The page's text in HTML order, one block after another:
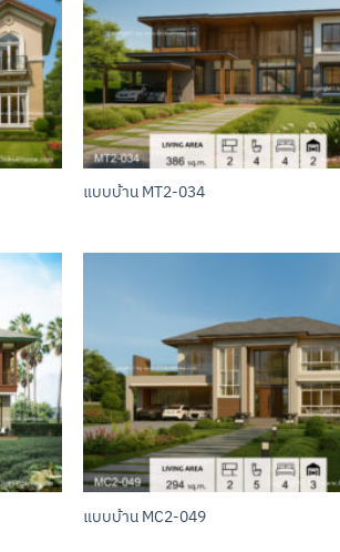
แบบบ้าน MT2-034
แบบบ้าน MC2-049